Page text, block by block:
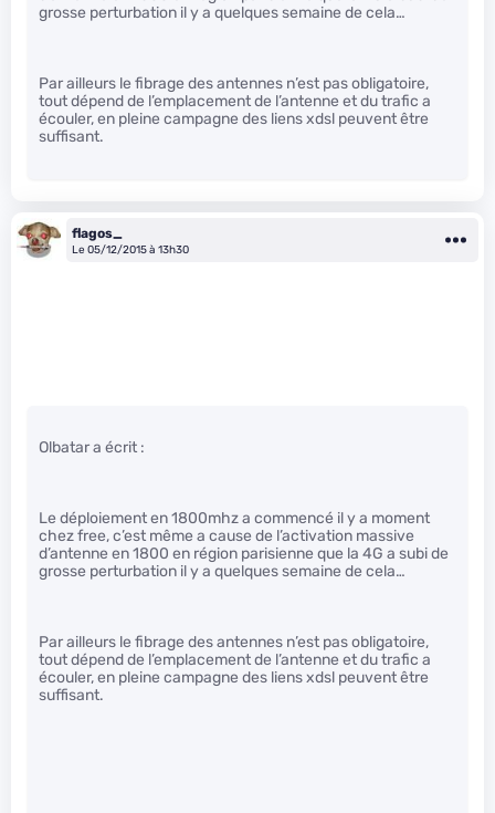
grosse perturbation il y a quelques semaine de cela…
Par ailleurs le fibrage des antennes n’est pas obligatoire,
tout dépend de l’emplacement de l’antenne et du trafic a
écouler, en pleine campagne des liens xdsl peuvent être
suffisant.
flagos_
Le 05/12/2015 à 13h30
Olbatar a écrit :
Le déploiement en 1800mhz a commencé il y a moment
chez free, c’est même a cause de l’activation massive
d’antenne en 1800 en région parisienne que la 4G a subi de
grosse perturbation il y a quelques semaine de cela…
Par ailleurs le fibrage des antennes n’est pas obligatoire,
tout dépend de l’emplacement de l’antenne et du trafic a
écouler, en pleine campagne des liens xdsl peuvent être
suffisant.